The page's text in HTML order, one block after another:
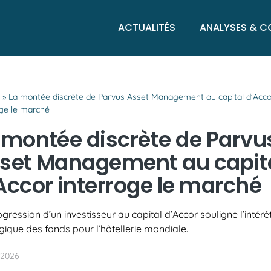
ACTUALITÉS ANALYSES &
» La montée discrète de Parvus Asset Management au capital
le marché
discrète de
Management au
interroge le marché
d’un investisseur au capital d’Accor souligne
des fonds pour l’hôtellerie mondiale.